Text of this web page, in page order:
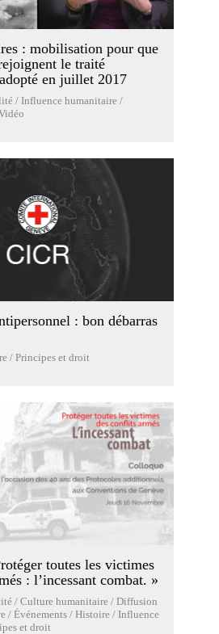
: mobilisation pour que
le traité
en juillet 2017
/ Influence humanitaire /
: bon débarras
/ Principes et droit
toutes les victimes
: l’incessant combat. »
/ Culture humanitaire / Diffusion
/ Événements / Histoire / Influence
et droit